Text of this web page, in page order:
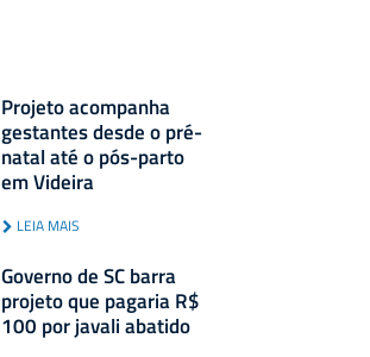
Projeto acompanha
gestantes desde o pré-
natal até o pós-parto
em Videira
LEIA MAIS
Governo de SC barra
projeto que pagaria R$
100 por javali abatido